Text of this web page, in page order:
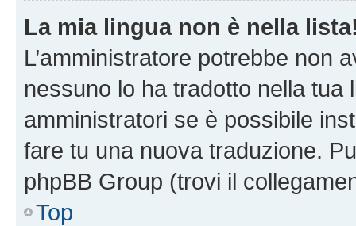
La mia lingua non è nella
L’amministratore potrebbe non
nessuno lo ha tradotto nella tua
amministratori se è possibile
fare tu una nuova traduzione.
phpBB Group (trovi il
Top